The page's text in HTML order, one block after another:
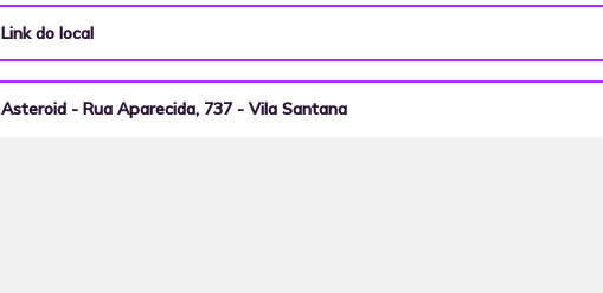
Link do local
Asteroid - Rua Aparecida, 737 - Vila Santana